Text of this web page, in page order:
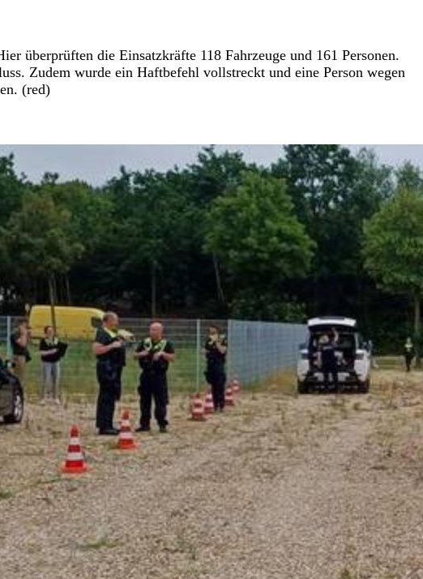
überprüften die Einsatzkräfte 118 Fahrzeuge und 161 Personen.
Zudem wurde ein Haftbefehl vollstreckt und eine Person wegen
(red)